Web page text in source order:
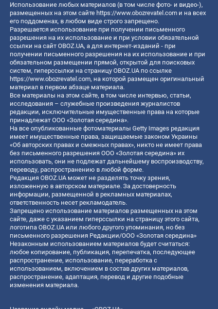
Использование любых материалов (в том числе фото- и видео-),
размещенных на этом сайте https://www.obozrevatel.com и на всех
его поддоменах, в любом виде строго запрещено.
Разрешается использование при получении письменного
разрешения на их использование и при условии обязательной
ссылки на сайт OBOZ.UA, а для интернет-изданий - при
получении письменного разрешения на их использование и при
обязательном размещении прямой, открытой для поисковых
систем, гиперссылки на страницу OBOZ.UA по ссылке
https://www.obozrevatel.com, на которой размещен оригинальный
материал в первом абзаце материала.
Все материалы на этом сайте, в том числе интервью, статьи,
исследования – служебные произведения журналистов
редакции, исключительные имущественные права на которые
принадлежат ООО «Золотая середина».
На все опубликованные фотоматериалы Getty Images редакция
имеет имущественные права, защищаемые законом Украины
«Об авторских правах и смежных правах», никто не имеет права
без письменного разрешения ООО «Золотая середина» их
использовать, они не подлежат дальнейшему воспроизводству,
переводу, распространению в любой форме.
Редакция OBOZ.UA может не разделять точку зрения,
изложенную в авторском материале. За достоверность
информации, размещенной в рекламных материалах,
ответственность несет рекламодатель.
Запрещено использование материалов размещенных на этом
сайте, даже с указанием гиперссылки на страницу этого сайта,
логотипа OBOZ.UA или любого другого упоминания, но без
письменного разрешения Редакции/ООО «Золотая середина»
Незаконным использованием материалов будет считаться:
любое копирование, публикация, перепечатка, последующее
распространение, использование, переработка с
использованием, включением в состав других материалов,
распространение, адаптация, перевод и другие подобные
изменения материала.